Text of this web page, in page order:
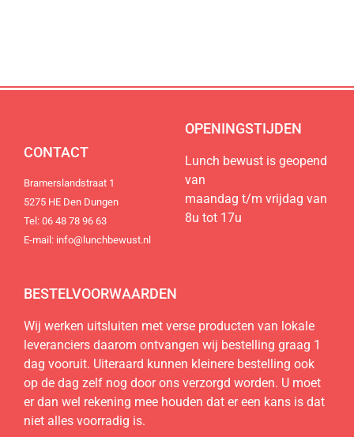
Bestel nu
Bestel nu
Bestel nu
CONTACT
Bramerslandstraat 1
5275 HE Den Dungen
Tel: 06 48 78 96 63
E-mail: info@lunchbewust.nl
OPENINGSTIJDEN
Lunch bewust is geopend
van
maandag t/m vrijdag van
8u tot 17u
BESTELVOORWAARDEN
Wij werken uitsluiten met verse producten van lokale
leveranciers daarom ontvangen wij bestelling graag 1
dag vooruit. Uiteraard kunnen kleinere bestelling ook
op de dag zelf nog door ons verzorgd worden. U moet
er dan wel rekening mee houden dat er een kans is dat
niet alles voorradig is.